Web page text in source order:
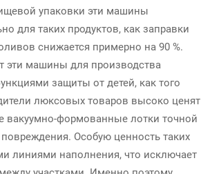
упаковки эти машины
для таких продуктов, как заправки
снижается примерно на 90 %.
эти машины для производства
защиты от детей, как того
люксовых товаров высоко ценят
вакуумно-формованные лотки точной
Особую ценность таких
линиями наполнения, что исключает